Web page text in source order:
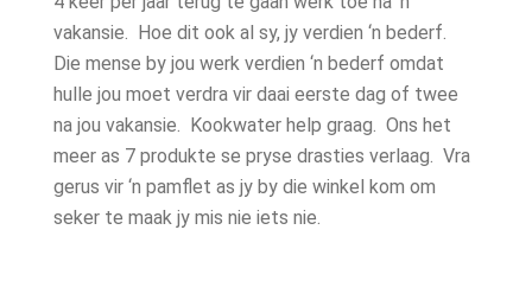
vakansie. Hoe dit ook al sy, jy verdien ‘n bederf.
Die mense by jou werk verdien ‘n bederf omdat
hulle jou moet verdra vir daai eerste dag of twee
na jou vakansie. Kookwater help graag. Ons het
meer as 7 produkte se pryse drasties verlaag. Vra
gerus vir ‘n pamflet as jy by die winkel kom om
seker te maak jy mis nie iets nie.